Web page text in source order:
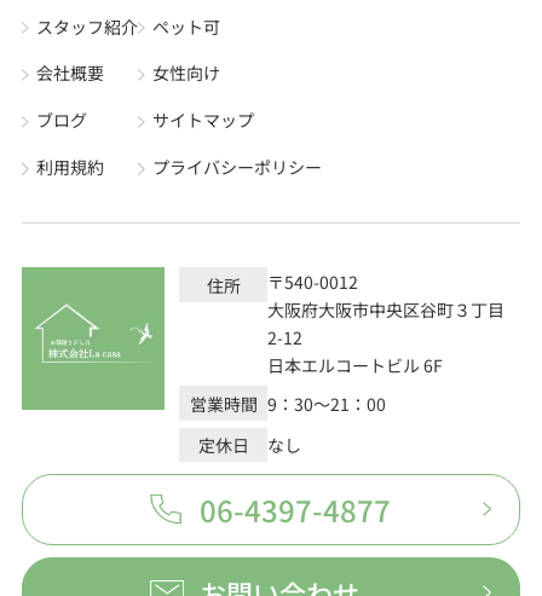
スタッフ紹介
会社概要
ブログ
利用規約
ペット可
女性向け
サイトマップ
プライバシーポリシー
住所
〒540-0012
大阪府大阪市中央区谷町３丁目
2-12
日本エルコートビル 6F
営業時間 9：30～21：00
定休日
なし
06-4397-4877